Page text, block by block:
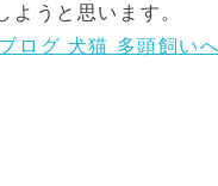
ようと思います。